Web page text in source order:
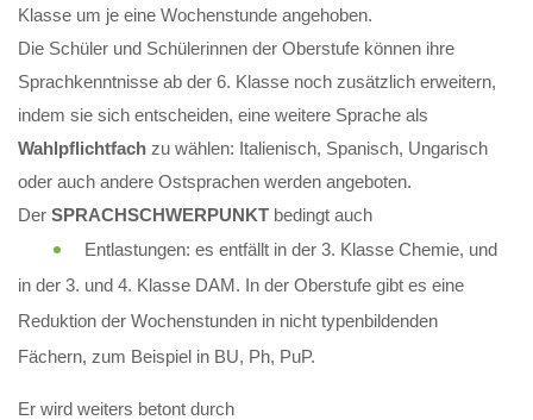
Klasse um je eine Wochenstunde angehoben.
Die Schüler und Schülerinnen der Oberstufe können ihre
Sprachkenntnisse ab der 6. Klasse noch zusätzlich erweitern,
indem sie sich entscheiden, eine weitere Sprache als
Wahlpflichtfach zu wählen: Italienisch, Spanisch, Ungarisch
oder auch andere Ostsprachen werden angeboten.
Der SPRACHSCHWERPUNKT bedingt auch
Entlastungen: es entfällt in der 3. Klasse Chemie, und
in der 3. und 4. Klasse DAM. In der Oberstufe gibt es eine
Reduktion der Wochenstunden in nicht typenbildenden
Fächern, zum Beispiel in BU, Ph, PuP.
Er wird weiters betont durch